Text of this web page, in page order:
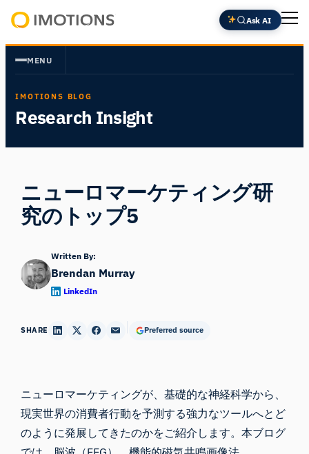
内
容
を
ス
ッ
Insight
Ask AI
MENU
IMOTIONS BLOG
Research Insight
ニューロマーケティング研
究のトップ5
Written By:
Brendan Murray
LinkedIn
SHARE Preferred source
ニューロマーケティングが、基礎的な神経科学から、
現実世界の消費者行動を予測する強力なツールへとど
のように発展してきたのかをご紹介します。本ブログ